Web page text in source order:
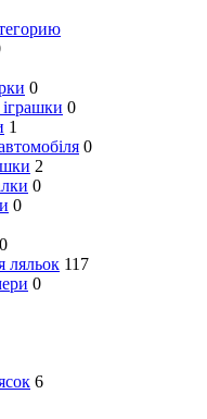
0
іграшки 0
1
0
2
0
0
0
ляльок 117
0
6